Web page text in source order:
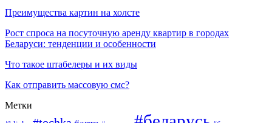
Преимущества картин на холсте
Рост спроса на посуточную аренду квартир в городах
Беларуси: тенденции и особенности
Что такое штабелеры и их виды
Как отправить массовую смс?
Метки